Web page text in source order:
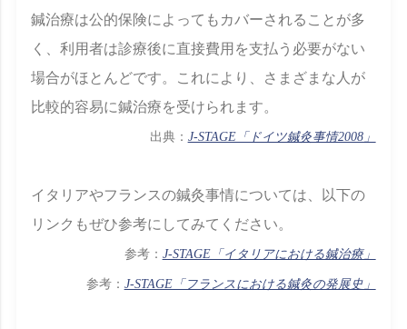
鍼治療は公的保険によってもカバーされることが多
く、利用者は診療後に直接費用を支払う必要がない
場合がほとんどです。これにより、さまざまな人が
比較的容易に鍼治療を受けられます。
出典： J-STAGE「ドイツ鍼灸事情2008」
イタリアやフランスの鍼灸事情については、以下の
リンクもぜひ参考にしてみてください。
参考： J-STAGE「イタリアにおける鍼治療」
参考： J-STAGE「フランスにおける鍼灸の発展史」